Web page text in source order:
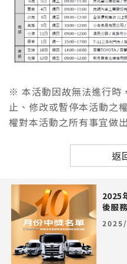
※ 本活動因故無法進行時
止、修改或暫停本活動之
權對本活動之所有事宜做
返
2025
後服